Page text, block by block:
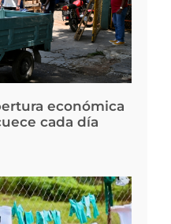
económica
cada día